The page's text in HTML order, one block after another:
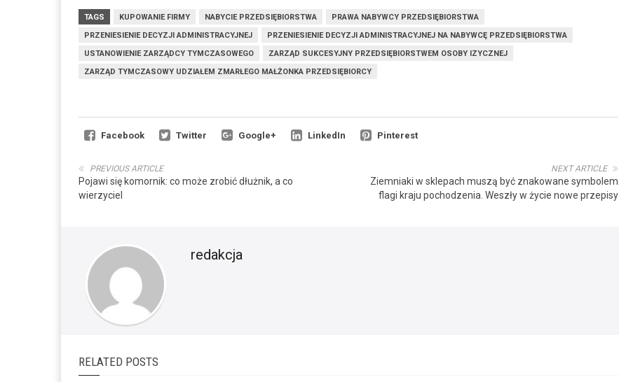
TAGS KUPOWANIE FIRMY NABYCIE PRZEDSIĘBIORSTWA
PRAWA NABYWCY PRZEDSIĘBIORSTWA
PRZENIESIENIE DECYZJI ADMINISTRACYJNEJ
PRZENIESIENIE DECYZJI ADMINISTRACYJNEJ NA NABYWCĘ PRZEDSIĘBIORSTWA
USTANOWIENIE ZARZĄDCY TYMCZASOWEGO
ZARZĄD SUKCESYJNY PRZEDSIĘBIORSTWEM OSOBY IZYCZNEJ
ZARZĄD TYMCZASOWY UDZIAŁEM ZMARŁEGO MAŁŻONKA PRZEDSIĘBIORCY
Facebook Twitter Google+ LinkedIn Pinterest
NEXT ARTICLE
Ziemniaki w sklepach muszą być znakowane symbolem
flagi kraju pochodzenia. Weszły w życie nowe przepisy
PREVIOUS ARTICLE
Pojawi się komornik: co może zrobić dłużnik, a co
wierzyciel
redakcja
RELATED POSTS